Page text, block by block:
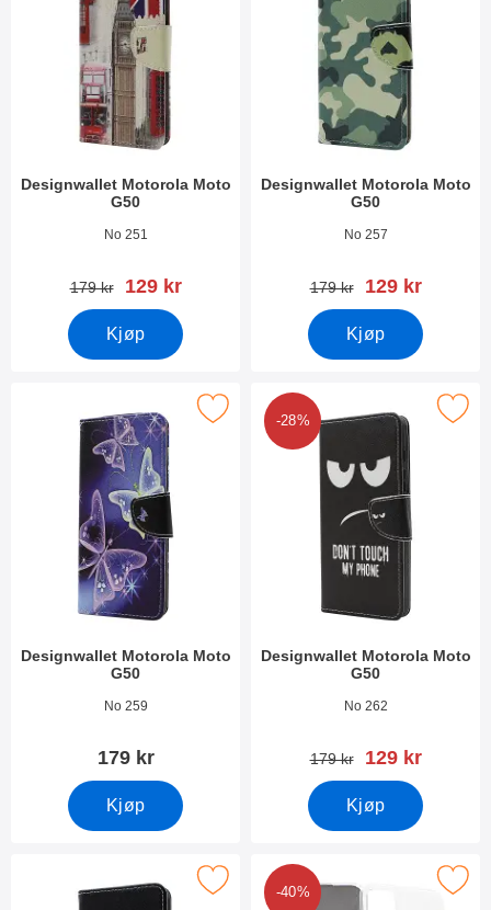
Designwallet Motorola Moto
G50
Varenummer 40412
No 251
gammel pris
179 kr ny pris
129 kr
Kjøp
Designwallet Motorola Moto
G50
Varenummer 40408
No 257
gammel pris
179 kr ny pris
129 kr
Kjøp
Designwallet Motorola Moto
G50
Varenummer 40407
No 259
179 kr
Kjøp
Merk designwallet Motorola Moto G50 som favoritt
-28%
Designwallet Motorola Moto
G50
Varenummer 40406
No 262
gammel pris
179 kr ny pris
129 kr
Kjøp
Merk designwallet Motorola
Merk designwallet Motorola Moto G50 som favoritt
-40%
Merk tPU Designdeksel